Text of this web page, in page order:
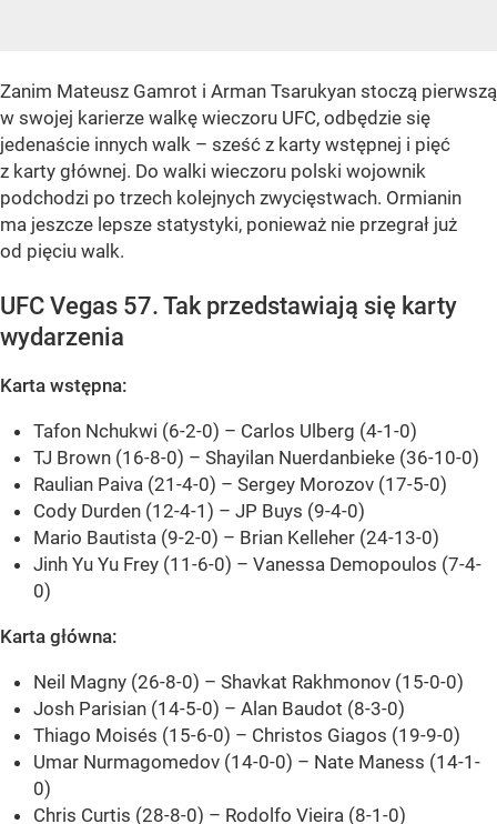
Zanim Mateusz Gamrot i Arman Tsarukyan stoczą pierwszą
w swojej karierze walkę wieczoru UFC, odbędzie się
jedenaście innych walk – sześć z karty wstępnej i pięć
z karty głównej. Do walki wieczoru polski wojownik
podchodzi po trzech kolejnych zwycięstwach. Ormianin
ma jeszcze lepsze statystyki, ponieważ nie przegrał już
od pięciu walk.
UFC Vegas 57. Tak przedstawiają się karty
wydarzenia
Karta wstępna:
Tafon Nchukwi (6-2-0) – Carlos Ulberg (4-1-0)
TJ Brown (16-8-0) – Shayilan Nuerdanbieke (36-10-0)
Raulian Paiva (21-4-0) – Sergey Morozov (17-5-0)
Cody Durden (12-4-1) – JP Buys (9-4-0)
Mario Bautista (9-2-0) – Brian Kelleher (24-13-0)
Jinh Yu Yu Frey (11-6-0) – Vanessa Demopoulos (7-4-
0)
Karta główna:
Neil Magny (26-8-0) – Shavkat Rakhmonov (15-0-0)
Josh Parisian (14-5-0) – Alan Baudot (8-3-0)
Thiago Moisés (15-6-0) – Christos Giagos (19-9-0)
Umar Nurmagomedov (14-0-0) – Nate Maness (14-1-
0)
Chris Curtis (28-8-0) – Rodolfo Vieira (8-1-0)